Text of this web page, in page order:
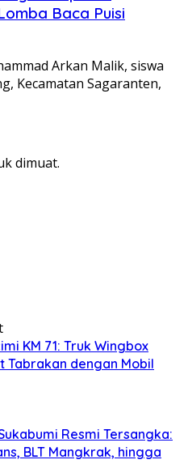
Baca Puisi
Arkan Malik, siswa
Kecamatan Sagaranten,
dimuat.
KM 71: Truk Wingbox
Tabrakan dengan Mobil
Resmi Tersangka:
BLT Mangkrak, hingga